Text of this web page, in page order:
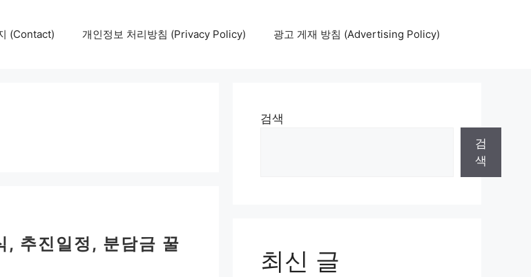
(Contact) 개인정보 처리방침 (Privacy Policy) 광고 게재 방침 (Advertising Policy)
, 추진일정, 분담금 꿀
검색
검
색
최신 글